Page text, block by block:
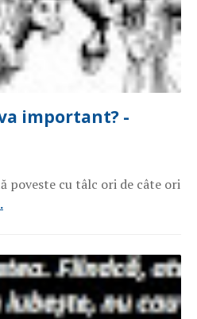
important? -
poveste cu tâlc ori de câte ori